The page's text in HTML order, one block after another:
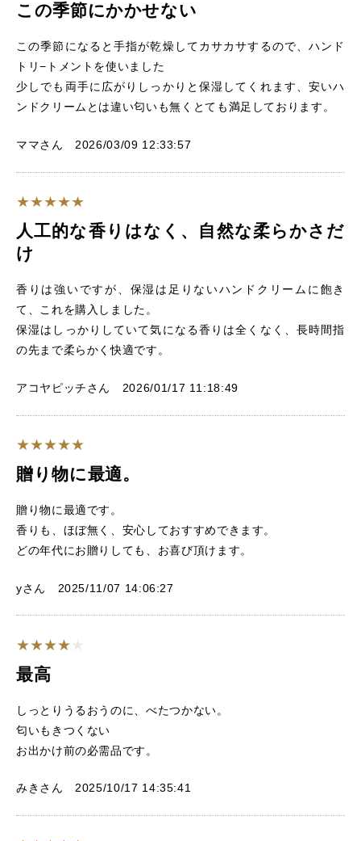
この季節にかかせない
この季節になると手指が乾燥してカサカサするので、ハンド
トリ−トメントを使いました
少しでも両手に広がりしっかりと保湿してくれます、安いハ
ンドクリームとは違い匂いも無くとても満足しております。
ママさん 2026/03/09 12:33:57
人工的な香りはなく、自然な柔らかさだ
け
香りは強いですが、保湿は足りないハンドクリームに飽き
て、これを購入しました。
保湿はしっかりしていて気になる香りは全くなく、長時間指
の先まで柔らかく快適です。
アコヤピッチさん 2026/01/17 11:18:49
贈り物に最適。
贈り物に最適です。
香りも、ほぼ無く、安心しておすすめできます。
どの年代にお贈りしても、お喜び頂けます。
yさん 2025/11/07 14:06:27
最高
しっとりうるおうのに、べたつかない。
匂いもきつくない
お出かけ前の必需品です。
みきさん 2025/10/17 14:35:41